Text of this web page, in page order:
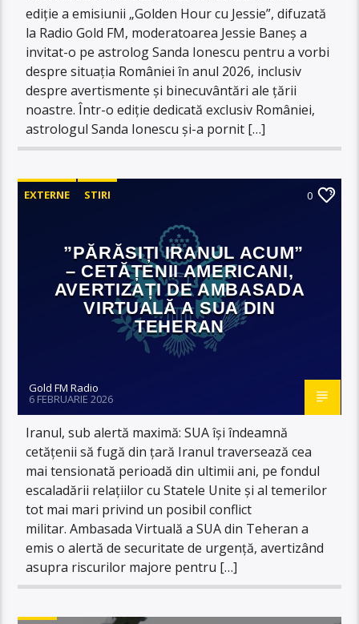
ediție a emisiunii „Golden Hour cu Jessie”, difuzată
la Radio Gold FM, moderatoarea Jessie Baneș a
invitat-o pe astrolog Sanda Ionescu pentru a vorbi
despre situația României în anul 2026, inclusiv
despre avertismente și binecuvântări ale țării
noastre. Într-o ediție dedicată exclusiv României,
astrologul Sanda Ionescu și-a pornit […]
EXTERNE STIRI 0
”PĂRĂSIȚI IRANUL ACUM”
– CETĂȚENII AMERICANI,
AVERTIZAȚI DE AMBASADA
VIRTUALĂ A SUA DIN
TEHERAN
Gold FM Radio
6 FEBRUARIE 2026
Iranul, sub alertă maximă: SUA își îndeamnă
cetățenii să fugă din țară Iranul traversează cea
mai tensionată perioadă din ultimii ani, pe fondul
escaladării relațiilor cu Statele Unite și al temerilor
tot mai mari privind un posibil conflict
militar. Ambasada Virtuală a SUA din Teheran a
emis o alertă de securitate de urgență, avertizând
asupra riscurilor majore pentru […]